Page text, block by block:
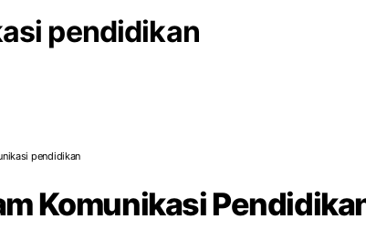
pendidikan
pendidikan
Komunikasi